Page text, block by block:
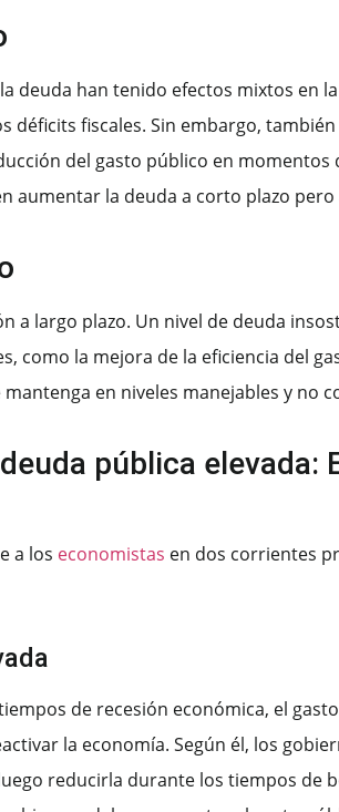
deuda han tenido efectos mixtos en
déficits fiscales. Sin embargo,
del gasto público en
aumentar la deuda a corto plazo
a largo plazo. Un nivel de deuda
como la mejora de la eficiencia del
en niveles manejables y
pública elevada:
a los economistas en dos corrientes
de recesión económica, el
la economía. Según él, los
reducirla durante los tiempos de